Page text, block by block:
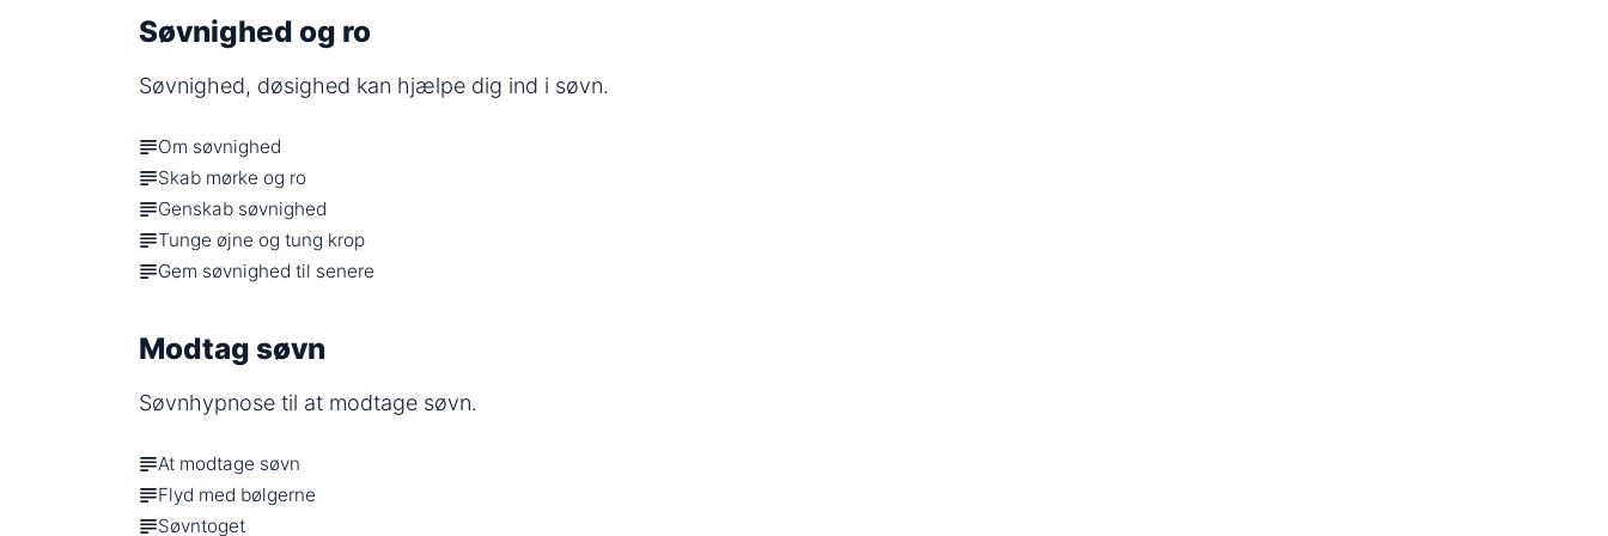
Søvnighed og ro
Søvnighed, døsighed kan hjælpe dig ind i søvn.
Om søvnighed
Skab mørke og ro
Genskab søvnighed
Tunge øjne og tung krop
Gem søvnighed til senere
Modtag søvn
Søvnhypnose til at modtage søvn.
At modtage søvn
Flyd med bølgerne
Søvntoget